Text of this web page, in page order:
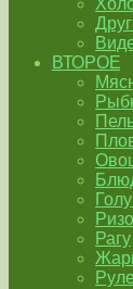
ВТОРОЕ
Рагу